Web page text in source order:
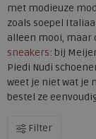
met modieuze
zoals soepel
alleen mooi, maar
sneakers: bij
Piedi Nudi
weet je niet wat je
bestel ze
Filter